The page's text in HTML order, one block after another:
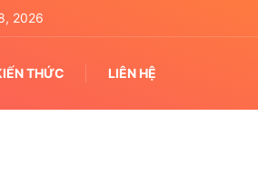
2026
THỨC LIÊN HỆ